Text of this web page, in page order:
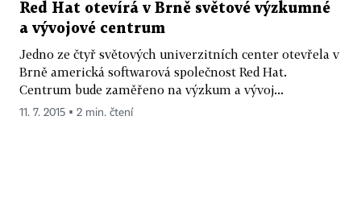
Red Hat otevírá v Brně světové výzkumné
a vývojové centrum
Jedno ze čtyř světových univerzitních center otevřela v
Brně americká softwarová společnost Red Hat.
Centrum bude zaměřeno na výzkum a vývoj...
11. 7. 2015 ▪ 2 min. čtení